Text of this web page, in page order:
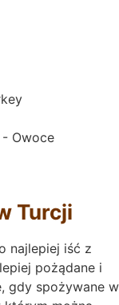
- Owoce
Turcji
najlepiej iść z
pożądane i
gdy spożywane w